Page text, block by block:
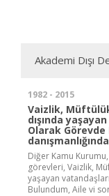
Akademi Dışı
1982 - 2015
Vaizlik,
dışında
Olarak
Diğer Kamu Kurumu,
görevleri, Vaizlik,
yaşayan
Bulundum, Aile vi